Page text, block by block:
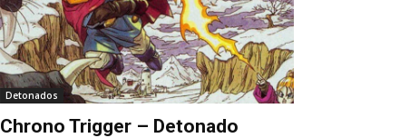
Detonados
Chrono Trigger – Detonado